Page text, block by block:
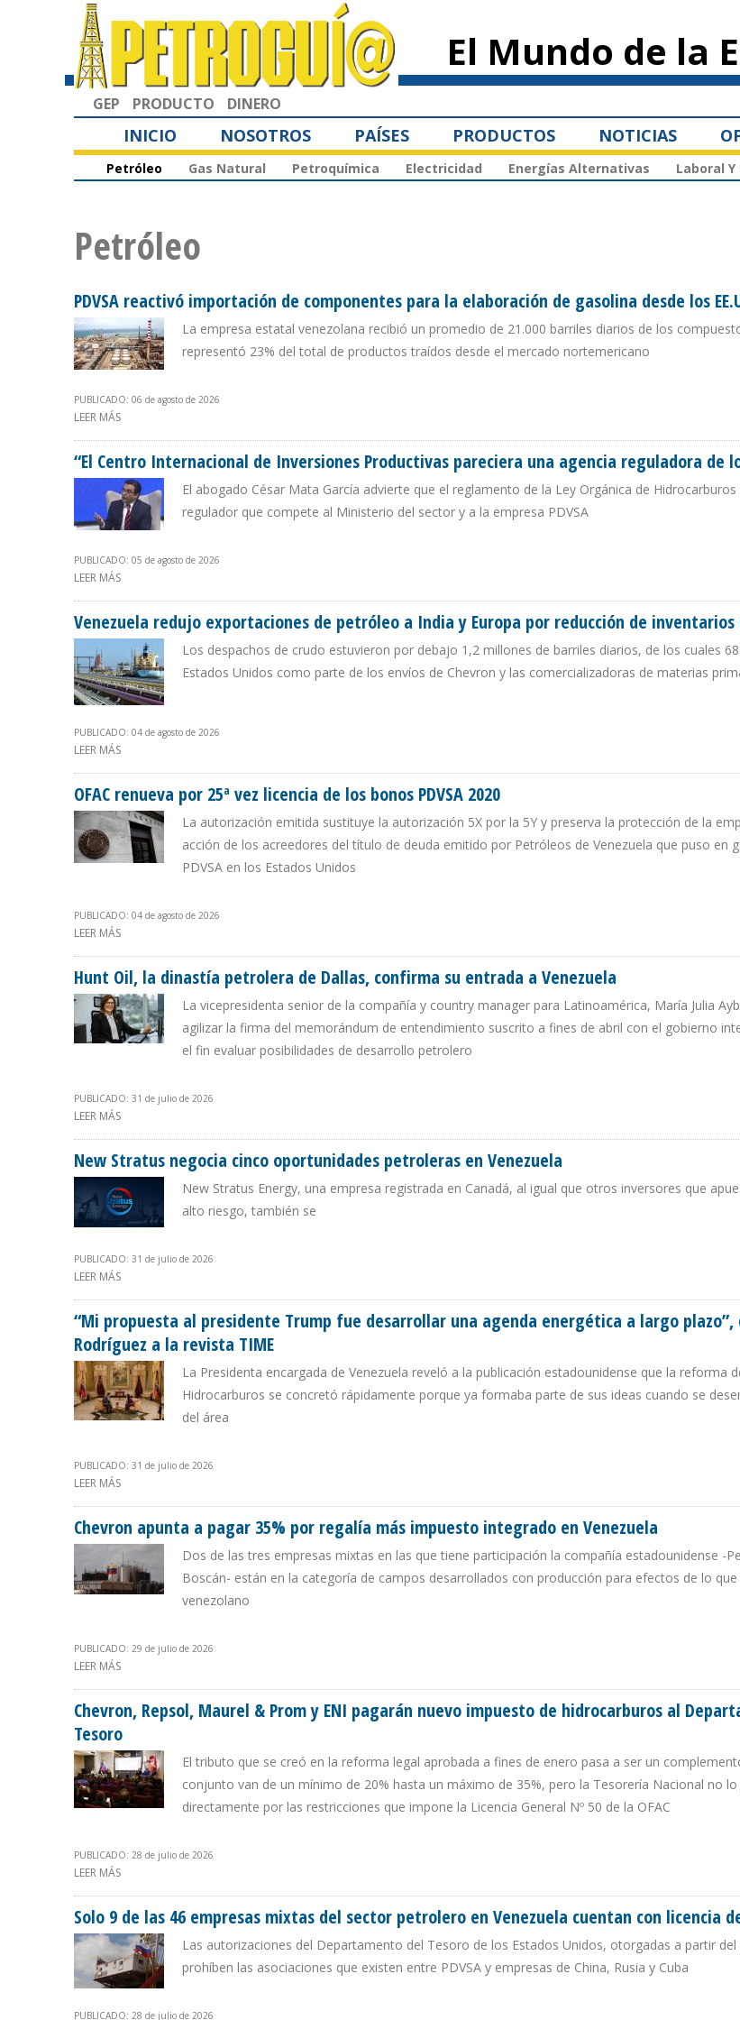
principal
El Mundo de la
GEP PRODUCTO DINERO
INICIO NOSOTROS PAÍSES PRODUCTOS NOTICIAS
Petróleo Gas Natural Petroquímica Electricidad Energías Alternativas Laboral
Petróleo
PDVSA reactivó importación de componentes para la elaboración de gasolina desde los
La empresa estatal venezolana recibió un promedio de 21.000 barriles diarios de los
representó 23% del total de productos traídos desde el mercado nortemericano
PUBLICADO: 06 de agosto de 2026
LEER MÁS
“El Centro Internacional de Inversiones Productivas pareciera una agencia reguladora de
El abogado César Mata García advierte que el reglamento de la Ley Orgánica de
regulador que compete al Ministerio del sector y a la empresa PDVSA
PUBLICADO: 05 de agosto de 2026
LEER MÁS
Venezuela redujo exportaciones de petróleo a India y Europa por reducción de inventarios
Los despachos de crudo estuvieron por debajo 1,2 millones de barriles diarios, de los cuales
Estados Unidos como parte de los envíos de Chevron y las comercializadoras de materias
PUBLICADO: 04 de agosto de 2026
LEER MÁS
OFAC renueva por 25ª vez licencia de los bonos PDVSA 2020
La autorización emitida sustituye la autorización 5X por la 5Y y preserva la protección de la
acción de los acreedores del título de deuda emitido por Petróleos de Venezuela que puso en
PDVSA en los Estados Unidos
PUBLICADO: 04 de agosto de 2026
LEER MÁS
Hunt Oil, la dinastía petrolera de Dallas, confirma su entrada a Venezuela
La vicepresidenta senior de la compañía y country manager para Latinoamérica, María Julia
agilizar la firma del memorándum de entendimiento suscrito a fines de abril con el gobierno
el fin evaluar posibilidades de desarrollo petrolero
PUBLICADO: 31 de julio de 2026
LEER MÁS
New Stratus negocia cinco oportunidades petroleras en Venezuela
New Stratus Energy, una empresa registrada en Canadá, al igual que otros inversores que
alto riesgo, también se
PUBLICADO: 31 de julio de 2026
LEER MÁS
“Mi propuesta al presidente Trump fue desarrollar una agenda energética a largo plazo”,
Rodríguez a la revista TIME
La Presidenta encargada de Venezuela reveló a la publicación estadounidense que la reforma
Hidrocarburos se concretó rápidamente porque ya formaba parte de sus ideas cuando se
del área
PUBLICADO: 31 de julio de 2026
LEER MÁS
Chevron apunta a pagar 35% por regalía más impuesto integrado en Venezuela
Dos de las tres empresas mixtas en las que tiene participación la compañía estadounidense -
Boscán- están en la categoría de campos desarrollados con producción para efectos de lo
venezolano
PUBLICADO: 29 de julio de 2026
LEER MÁS
Chevron, Repsol, Maurel & Prom y ENI pagarán nuevo impuesto de hidrocarburos al
Tesoro
El tributo que se creó en la reforma legal aprobada a fines de enero pasa a ser un
conjunto van de un mínimo de 20% hasta un máximo de 35%, pero la Tesorería Nacional no
directamente por las restricciones que impone la Licencia General Nº 50 de la OFAC
PUBLICADO: 28 de julio de 2026
LEER MÁS
Solo 9 de las 46 empresas mixtas del sector petrolero en Venezuela cuentan con licencia
Las autorizaciones del Departamento del Tesoro de los Estados Unidos, otorgadas a partir
prohíben las asociaciones que existen entre PDVSA y empresas de China, Rusia y Cuba
PUBLICADO: 28 de julio de 2026